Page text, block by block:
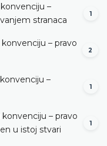
–
stranaca
1
– pravo
2
–
1
– pravo
u istoj stvari
1